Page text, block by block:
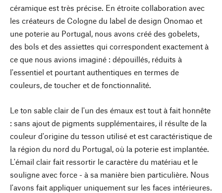
céramique est très précise. En étroite collaboration avec
les créateurs de Cologne du label de design Onomao et
une poterie au Portugal, nous avons créé des gobelets,
des bols et des assiettes qui correspondent exactement à
ce que nous avions imaginé : dépouillés, réduits à
l'essentiel et pourtant authentiques en termes de
couleurs, de toucher et de fonctionnalité.
Le ton sable clair de l'un des émaux est tout à fait honnête
: sans ajout de pigments supplémentaires, il résulte de la
couleur d'origine du tesson utilisé et est caractéristique de
la région du nord du Portugal, où la poterie est implantée.
L'émail clair fait ressortir le caractère du matériau et le
souligne avec force - à sa manière bien particulière. Nous
l'avons fait appliquer uniquement sur les faces intérieures.